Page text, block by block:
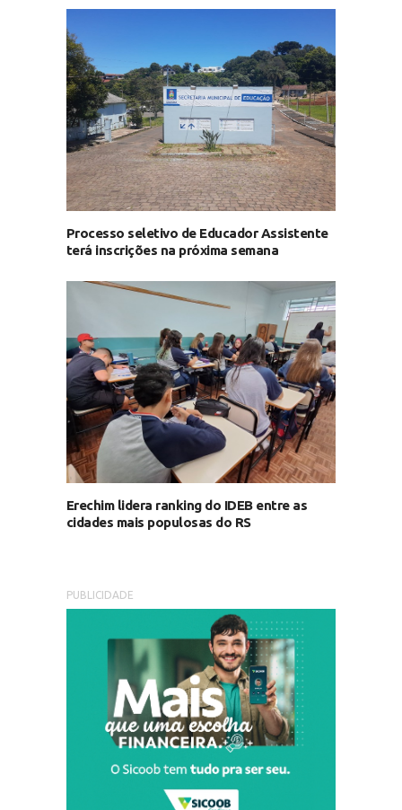
Processo seletivo de Educador Assistente
terá inscrições na próxima semana
Erechim lidera ranking do IDEB entre as
cidades mais populosas do RS
PUBLICIDADE